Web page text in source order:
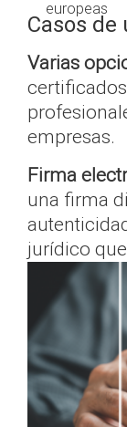
europeas
Casos de
Varias
empresas.
Firma
una firma
jurídico